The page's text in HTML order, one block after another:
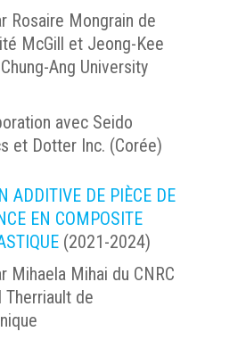
Rosaire Mongrain de
McGill et Jeong-Kee
Ang University
avec Seido
et Dotter Inc. (Corée)
ADDITIVE DE PIÈCE DE
EN COMPOSITE
(2021-2024)
Mihaela Mihai du CNRC
Therriault de